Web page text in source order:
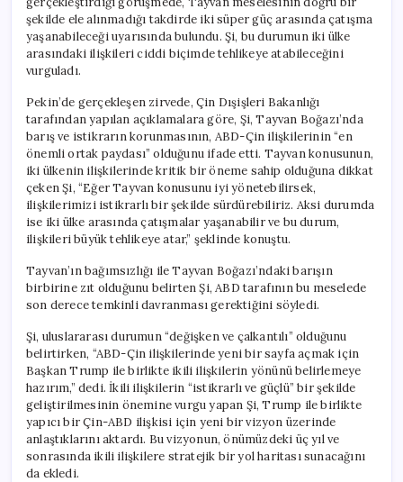
Dikkat”
için
şekilde ele alınmadığı takdirde iki süper güç arasında çatışma
yaşanabileceği uyarısında bulundu. Şi, bu durumun iki ülke
arasındaki ilişkileri ciddi biçimde tehlikeye atabileceğini
vurguladı.
Pekin’de gerçekleşen zirvede, Çin Dışişleri Bakanlığı
tarafından yapılan açıklamalara göre, Şi, Tayvan Boğazı’nda
barış ve istikrarın korunmasının, ABD-Çin ilişkilerinin “en
önemli ortak paydası” olduğunu ifade etti. Tayvan konusunun,
iki ülkenin ilişkilerinde kritik bir öneme sahip olduğuna dikkat
çeken Şi, “Eğer Tayvan konusunu iyi yönetebilirsek,
ilişkilerimizi istikrarlı bir şekilde sürdürebiliriz. Aksi durumda
ise iki ülke arasında çatışmalar yaşanabilir ve bu durum,
ilişkileri büyük tehlikeye atar,” şeklinde konuştu.
Tayvan’ın bağımsızlığı ile Tayvan Boğazı’ndaki barışın
birbirine zıt olduğunu belirten Şi, ABD tarafının bu meselede
son derece temkinli davranması gerektiğini söyledi.
Şi, uluslararası durumun “değişken ve çalkantılı” olduğunu
belirtirken, “ABD-Çin ilişkilerinde yeni bir sayfa açmak için
Başkan Trump ile birlikte ikili ilişkilerin yönünü belirlemeye
hazırım,” dedi. İkili ilişkilerin “istikrarlı ve güçlü” bir şekilde
geliştirilmesinin önemine vurgu yapan Şi, Trump ile birlikte
yapıcı bir Çin-ABD ilişkisi için yeni bir vizyon üzerinde
anlaştıklarını aktardı. Bu vizyonun, önümüzdeki üç yıl ve
sonrasında ikili ilişkilere stratejik bir yol haritası sunacağını
da ekledi.